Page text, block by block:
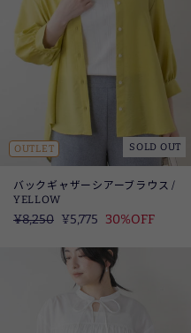
OUTLET SOLD OUT
バックギャザーシアーブラウス /
YELLOW
定
¥8,250 SALE
¥5,775 30%OFF